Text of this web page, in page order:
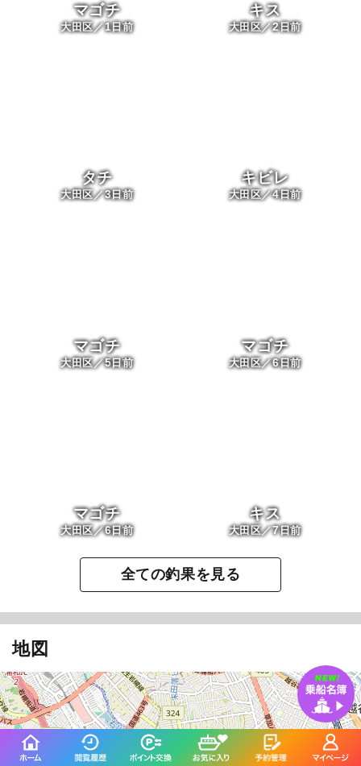
マゴチ
大田区／1日前
キス
大田区／2日前
タチ
大田区／3日前
キビレ
大田区／4日前
マゴチ
大田区／5日前
マゴチ
大田区／6日前
マゴチ
大田区／6日前
キス
大田区／7日前
全ての釣果を見る
地図